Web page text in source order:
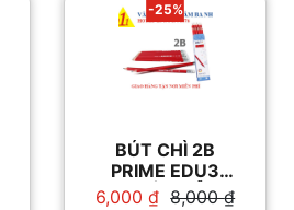
-25%
BÚT CHÌ 2B
PRIME EDU3
THÂN GỖ
8,000₫
Giá
6,000₫ Giá